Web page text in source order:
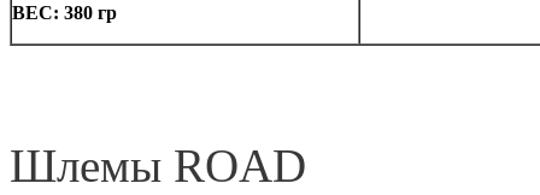
ВЕС: 380 гр
Шлемы ROAD